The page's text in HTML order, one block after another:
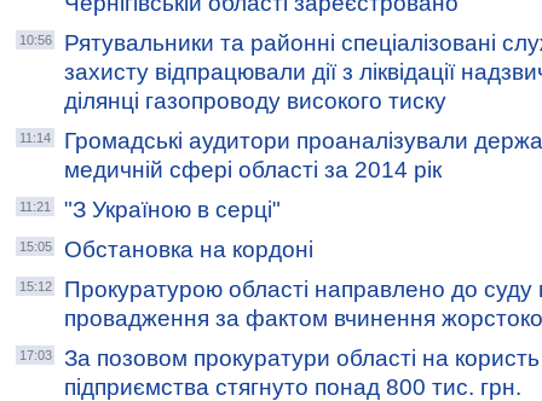
10:56
Рятувальники та районні спеціалізовані
захисту відпрацювали дії з ліквідації
ділянці газопроводу високого тиску
11:14
Громадські аудитори проаналізували
медичній сфері області за 2014 рік
11:21 "З Україною в серці"
15:05 Обстановка на кордоні
15:12
Прокуратурою області направлено до суду
провадження за фактом вчинення
17:03
За позовом прокуратури області на
підприємства стягнуто понад 800 тис. грн.